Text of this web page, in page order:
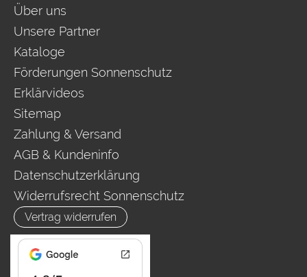
Über uns
Unsere Partner
Kataloge
Förderungen Sonnenschutz
Erklärvideos
Sitemap
Zahlung & Versand
AGB & Kundeninfo
Datenschutzerklärung
Widerrufsrecht Sonnenschutz
Vertrag widerrufen